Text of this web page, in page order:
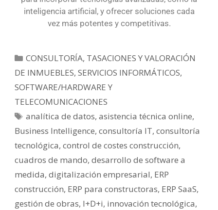
inteligencia artificial, y ofrecer soluciones cada
vez más potentes y competitivas.
CONSULTORÍA, TASACIONES Y VALORACIÓN
DE INMUEBLES, SERVICIOS INFORMÁTICOS,
SOFTWARE/HARDWARE Y
TELECOMUNICACIONES
analítica de datos,asistencia técnica online,
Business Intelligence, consultoría IT, consultoría
tecnológica, control de costes construcción,
cuadros de mando, desarrollo de software a
medida, digitalización empresarial, ERP
construcción, ERP para constructoras, ERP SaaS,
gestión de obras, I+D+i, innovación tecnológica,